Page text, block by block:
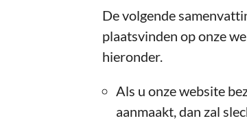
De volgende
plaatsvinden op onze
hieronder.
Als u onze website
aanmaakt, dan zal